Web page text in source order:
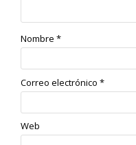
Nombre *
Correo electrónico *
Web